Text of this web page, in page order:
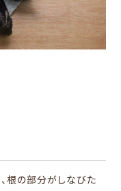
根の部分がしなびた